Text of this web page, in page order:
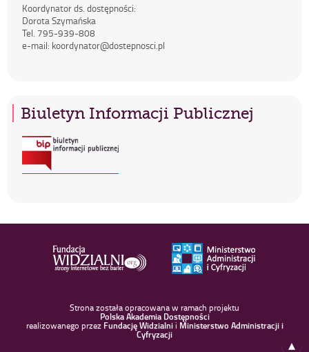
Koordynator ds. dostępności:
Dorota Szymańska
Tel. 795-939-808
e-mail: koordynator@dostepnosci.pl
Biuletyn Informacji Publicznej
Strona została opracowana w ramach projektu
Polska Akademia Dostępności
realizowanego przez Fundację Widzialnii Ministerstwo Administracji i
Cyfryzacji
Do